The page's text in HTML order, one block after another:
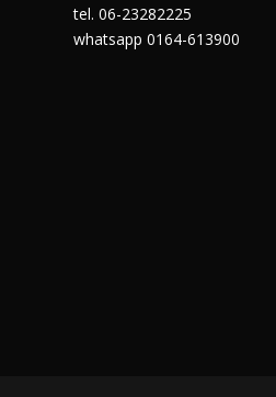
tel. 06-23282225
whatsapp 0164-613900